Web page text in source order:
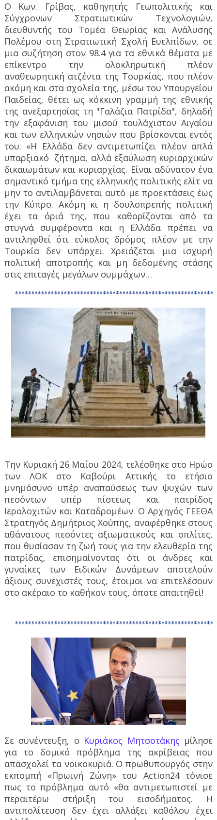
Ο Κων. Γρίβας, καθηγητής Γεωπολιτικής και
Σύγχρονων Στρατιωτικών Τεχνολογιών,
διευθυντής του Τομέα Θεωρίας και Ανάλυσης
Πολέμου στη Στρατιωτική Σχολή Ευελπίδων, σε
μια συζήτηση στον 98.4 για τα εθνικά θέματα με
επίκεντρο την ολοκληρωτική πλέον
αναθεωρητική ατζέντα της Τουρκίας, που πλέον
ακόμη και στα σχολεία της, μέσω του Υπουργείου
Παιδείας, θέτει ως κόκκινη γραμμή της εθνικής
της ανεξαρτησίας τη "Γαλάζια Πατρίδα", δηλαδή
την εξαφάνιση του μισού τουλάχιστον Αιγαίου
και των ελληνικών νησιών που βρίσκονται εντός
του. «Η Ελλάδα δεν αντιμετωπίζει πλέον απλά
υπαρξιακό ζήτημα, αλλά εξαΰλωση κυριαρχικών
δικαιωμάτων και κυριαρχίας. Είναι αδύνατον ένα
σημαντικό τμήμα της ελληνικής πολιτικής ελίτ να
μην το αντιλαμβάνεται αυτό με προεκτάσεις έως
την Κύπρο. Ακόμη κι η δουλοπρεπής πολιτική
έχει τα όριά της, που καθορίζονται από τα
στυγνά συμφέροντα και η Ελλάδα πρέπει να
αντιληφθεί ότι εύκολος δρόμος πλέον με την
Τουρκία δεν υπάρχει. Χρειάζεται μια ισχυρή
πολιτική αποτροπής και μη δεδομένης στάσης
στις επιταγές μεγάλων συμμάχων…
Την Κυριακή 26 Μαΐου 2024, τελέσθηκε στο Ηρώο
των ΛΟΚ στο Καβούρι Αττικής το ετήσιο
μνημόσυνο υπέρ αναπαύσεως των ψυχών των
πεσόντων υπέρ πίστεως και πατρίδος
Ιερολοχιτών και Καταδρομέων. Ο Αρχηγός ΓΕΕΘΑ
Στρατηγός Δημήτριος Χούπης, αναφέρθηκε στους
αθάνατους πεσόντες αξιωματικούς και οπλίτες,
που θυσίασαν τη ζωή τους για την ελευθερία της
πατρίδας, επισημαίνοντας ότι οι άνδρες και
γυναίκες των Ειδικών Δυνάμεων αποτελούν
άξιους συνεχιστές τους, έτοιμοι να επιτελέσουν
στο ακέραιο το καθήκον τους, όποτε απαιτηθεί!
Σε συνέντευξη, ο Κυριάκος Μητσοτάκης μίλησε
για το δομικό πρόβλημα της ακρίβειας που
απασχολεί τα νοικοκυριά. Ο πρωθυπουργός στην
εκπομπή «Πρωινή Ζώνη» του Action24 τόνισε
πως το πρόβλημα αυτό «θα αντιμετωπιστεί με
περαιτέρω στήριξη του εισοδήματος. Η
αντιπολίτευση δεν έχει αλλάξει καθόλου έχει